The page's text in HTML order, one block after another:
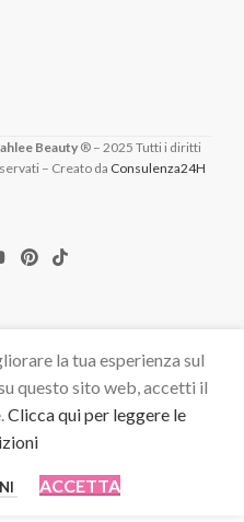
Beauty® – 2025 Tutti i diritti
– Creato da Consulenza24H
la tua esperienza sul
questo sito web, accetti il
Clicca qui per leggere le
ACCETTA